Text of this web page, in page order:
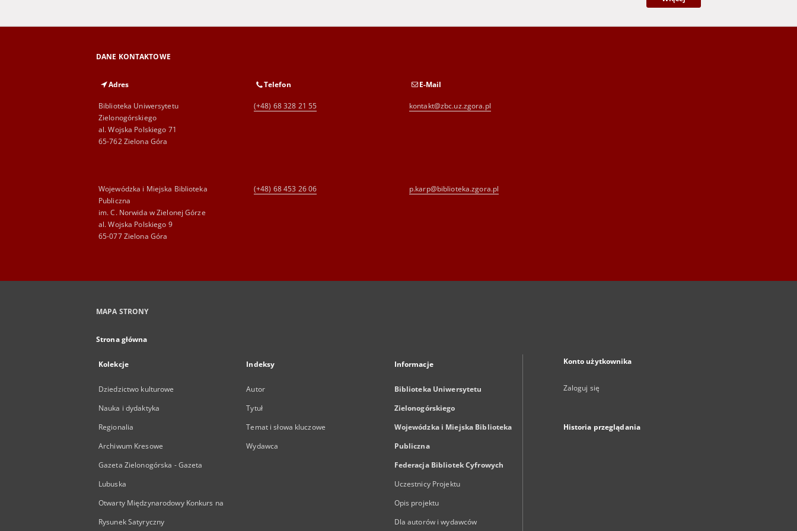
DANE KONTAKTOWE
Adres
Biblioteka Uniwersytetu
Zielonogórskiego
al. Wojska Polskiego 71
65-762 Zielona Góra
Telefon
(+48) 68 328 21 55
E-Mail
kontakt@zbc.uz.zgora.pl
Wojewódzka i Miejska Biblioteka
Publiczna
im. C. Norwida w Zielonej Górze
al. Wojska Polskiego 9
65-077 Zielona Góra
(+48) 68 453 26 06 p.karp@biblioteka.zgora.pl
MAPA STRONY
Strona główna
Kolekcje
Dziedzictwo kulturowe
Nauka i dydaktyka
Regionalia
Archiwum Kresowe
Gazeta Zielonogórska - Gazeta
Lubuska
Otwarty Międzynarodowy Konkurs na
Rysunek Satyryczny
Indeksy
Autor
Tytuł
Temat i słowa kluczowe
Wydawca
Informacje
Biblioteka Uniwersytetu
Zielonogórskiego
Wojewódzka i Miejska Biblioteka
Publiczna
Federacja Bibliotek Cyfrowych
Uczestnicy Projektu
Opis projektu
Dla autorów i wydawców
Konto użytkownika
Zaloguj się
Historia przeglądania